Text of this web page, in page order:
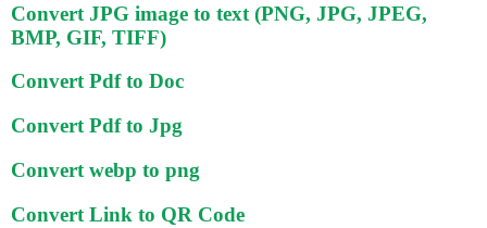
Convert JPG image to text (PNG, JPG, JPEG,
BMP, GIF, TIFF)
Convert Pdf to Doc
Convert Pdf to Jpg
Convert webp to png
Convert Link to QR Code